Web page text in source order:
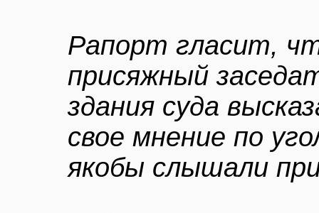
Рапорт гласит,
присяжный
здания суда
свое мнение по
якобы слышали